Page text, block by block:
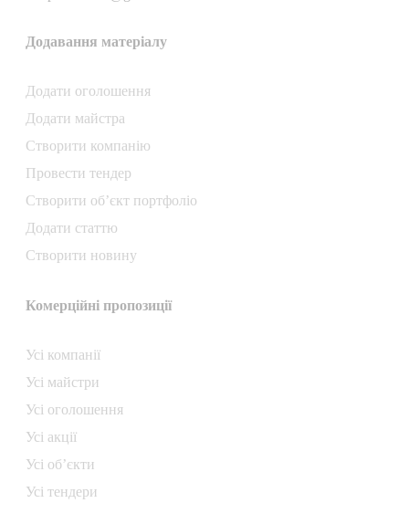
Додавання матеріалу
Додати oголошення
Додати майстра
Створити компанiю
Провести тендер
Створити об’єкт портфоліо
Додати статтю
Створити новину
Комерційні пропозиції
Усі компанії
Усі майстри
Усі оголошення
Усі акції
Усі об’єкти
Усі тендери